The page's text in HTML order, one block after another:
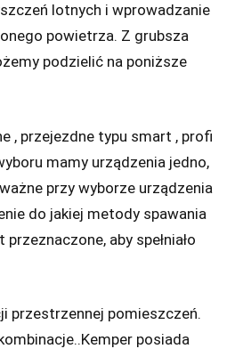
lotnych i wprowadzanie
powietrza. Z grubsza
podzielić na poniższe
, przejezdne typu smart , profi
mamy urządzenia jedno,
przy wyborze urządzenia
do jakiej metody spawania
aby spełniało
przestrzennej pomieszczeń.
posiada